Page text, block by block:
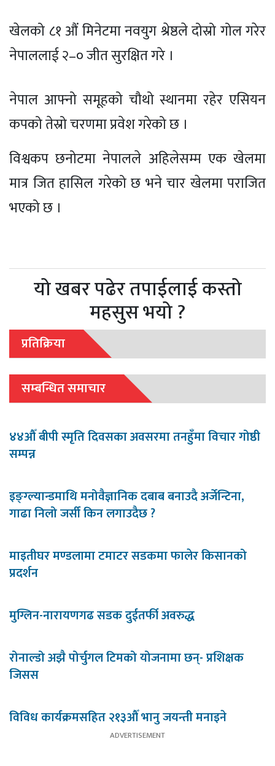
खेलको ८१ औं मिनेटमा नवयुग श्रेष्ठले दोस्रो गोल गरेर
नेपाललाई २–० जीत सुरक्षित गरे ।
नेपाल आफ्नो समूहको चौथो स्थानमा रहेर एसियन
कपको तेस्रो चरणमा प्रवेश गरेको छ ।
विश्वकप छनोटमा नेपालले अहिलेसम्म एक खेलमा
मात्र जित हासिल गरेको छ भने चार खेलमा पराजित
भएको छ ।
यो खबर पढेर तपाईलाई कस्तो
महसुस भयो ?
प्रतिक्रिया
सम्बन्धित समाचार
४४औँ बीपी स्मृति दिवसका अवसरमा तनहुँमा विचार गोष्ठी
सम्पन्न
इङ्ग्ल्यान्डमाथि मनोवैज्ञानिक दबाब बनाउदै अर्जेन्टिना,
गाढा निलो जर्सी किन लगाउदैछ ?
माइतीघर मण्डलामा टमाटर सडकमा फालेर किसानको
प्रदर्शन
मुग्लिन-नारायणगढ सडक दुईतर्फी अवरुद्ध
रोनाल्डो अझै पोर्चुगल टिमको योजनामा छन्- प्रशिक्षक
जिसस
विविध कार्यक्रमसहित २१३औँ भानु जयन्ती मनाइने